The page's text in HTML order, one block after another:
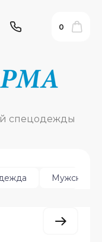
0
спецодежды
Мужская